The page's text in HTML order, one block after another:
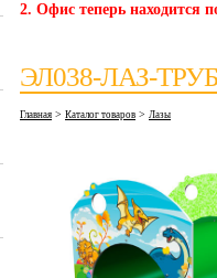
2. Офис теперь находится
ЭЛ038-ЛАЗ-
Главная > Каталог товаров > Лазы